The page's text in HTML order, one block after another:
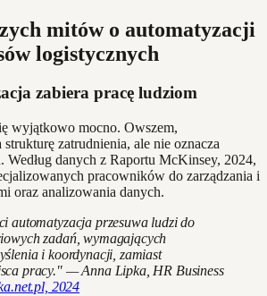
mitów o automatyzacji
logistycznych
zabiera pracę ludziom
wyjątkowo mocno. Owszem,
zatrudnienia, ale nie oznacza
danych z Raportu McKinsey, 2024,
pracowników do zarządzania i
oraz analizowania danych.
automatyzacja przesuwa ludzi do
zadań, wymagających
i koordynacji, zamiast
pracy." — Anna Lipka, HR Business
2024